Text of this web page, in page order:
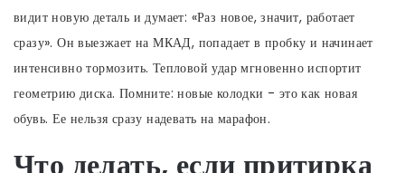
видит новую деталь и думает: «Раз новое, значит, работает
сразу». Он выезжает на МКАД, попадает в пробку и начинает
интенсивно тормозить. Тепловой удар мгновенно испортит
геометрию диска. Помните: новые колодки - это как новая
обувь. Ее нельзя сразу надевать на марафон.
Что делать, если притирка